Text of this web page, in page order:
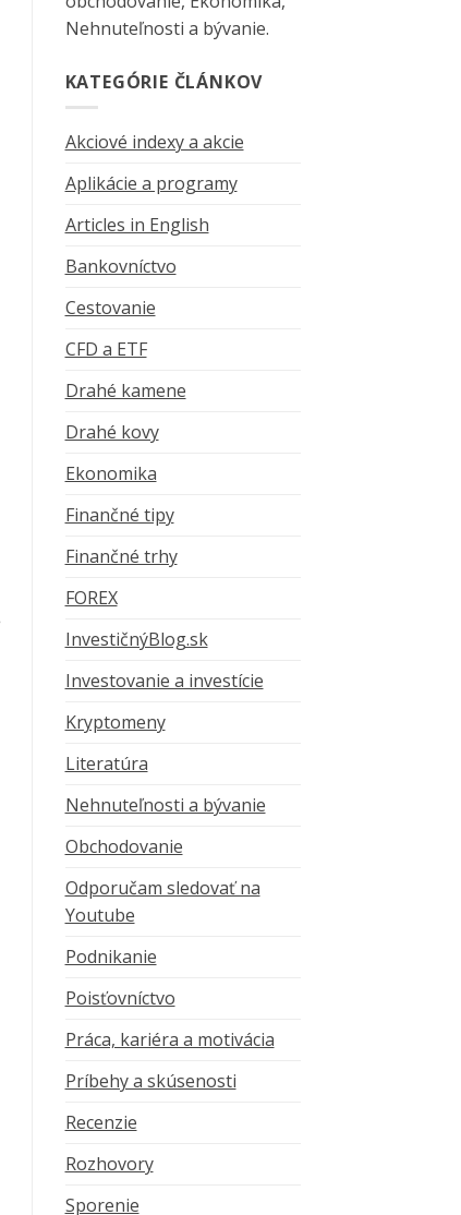
Nehnuteľnosti a bývanie.
KATEGÓRIE ČLÁNKOV
Akciové indexy a akcie
Aplikácie a programy
Articles in English
Bankovníctvo
Cestovanie
CFD a ETF
Drahé kamene
Drahé kovy
Ekonomika
Finančné tipy
Finančné trhy
FOREX
InvestičnýBlog.sk
Investovanie a investície
Kryptomeny
Literatúra
Nehnuteľnosti a bývanie
Obchodovanie
Odporučam sledovať na
Youtube
Podnikanie
Poisťovníctvo
Práca, kariéra a motivácia
Príbehy a skúsenosti
Recenzie
Rozhovory
Sporenie